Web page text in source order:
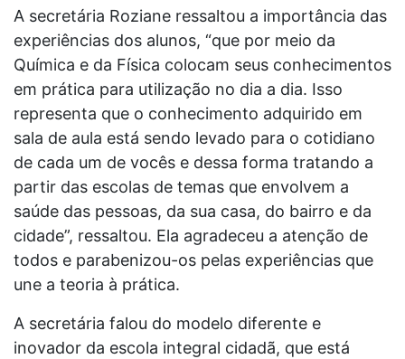
A secretária Roziane ressaltou a importância das
experiências dos alunos, “que por meio da
Química e da Física colocam seus conhecimentos
em prática para utilização no dia a dia. Isso
representa que o conhecimento adquirido em
sala de aula está sendo levado para o cotidiano
de cada um de vocês e dessa forma tratando a
partir das escolas de temas que envolvem a
saúde das pessoas, da sua casa, do bairro e da
cidade”, ressaltou. Ela agradeceu a atenção de
todos e parabenizou-os pelas experiências que
une a teoria à prática.
A secretária falou do modelo diferente e
inovador da escola integral cidadã, que está